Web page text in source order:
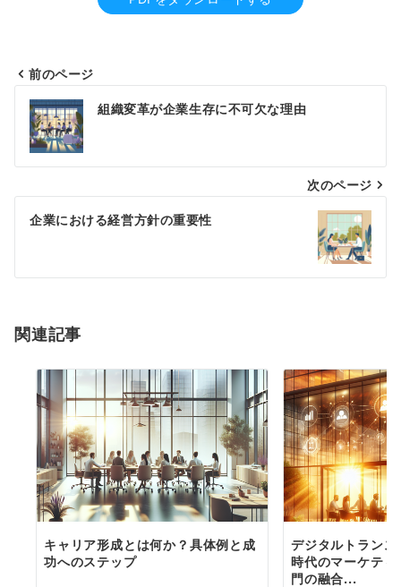
投
稿
ナ
ビ
ゲ
シ
ン
前のページ
組織変革が企業生存に不可欠な理由
次のページ
企業における経営方針の重要性
関連記事
キャリア形成とは何か？具体例と成
功へのステップ
デジタルトラン
時代のマーケテ
門の融合...